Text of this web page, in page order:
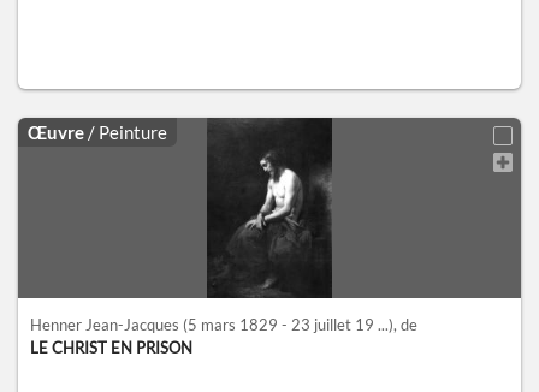
Œuvre / Peinture
Henner Jean-Jacques (5 mars 1829 - 23 juillet 19 ...), de
LE CHRIST EN PRISON